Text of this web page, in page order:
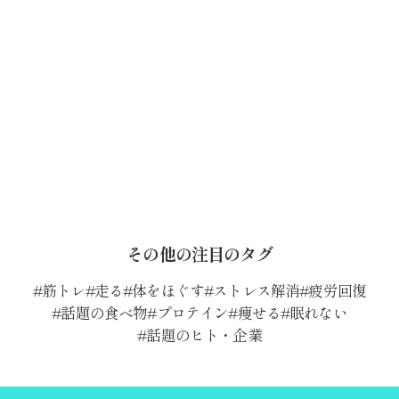
その他の注目のタグ
筋トレ 走る 体をほぐす ストレス解消 疲労回復
話題の食べ物 プロテイン 痩せる 眠れない
話題のヒト・企業